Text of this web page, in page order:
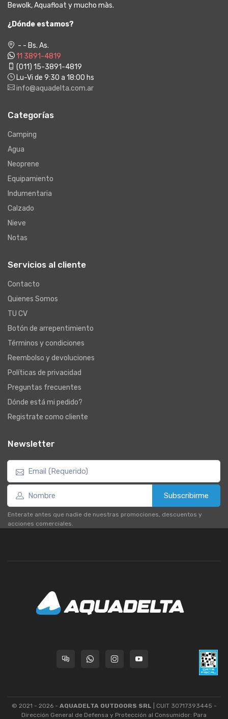
Bewolk, Aquafloat y mucho màs.
¿Dónde estamos?
- - Bs. As.
11 3891-4819
(011) 15-3891-4819
Lu-Vi de 9:30 a 18:00 hs
info@aquadelta.com.ar
Categorías
Camping
Agua
Neoprene
Equipamiento
Indumentaria
Calzado
Nieve
Notas
Servicios al cliente
Contacto
Quienes Somos
TU CV
Botón de arrepentimiento
Términos y condiciones
Reembolso y devoluciones
Políticas de privacidad
Preguntas frecuentes
Dónde está mi pedido?
Registrate como cliente
Newsletter
Subscribirme
Enterate antes que nadie de nuestras promociones, descuentos y
acciones comerciales.
© 2021 - 2026 - AQUADELTA OUTDOORS SRL | CUIT 30717393445 -
Dirección General de Defensa y Protección al Consumidor: Para